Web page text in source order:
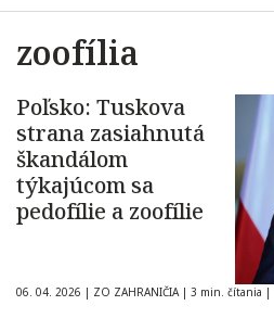
zoofília
Poľsko: Tuskova
strana zasiahnutá
škandálom
týkajúcom sa
pedofílie a zoofílie
06. 04. 2026 | ZO ZAHRANIČIA | 3 min. čítania |